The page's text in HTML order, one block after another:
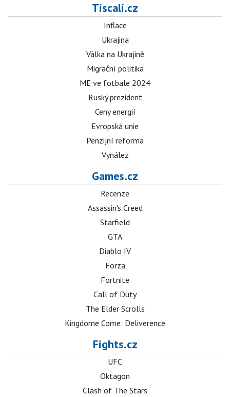
Tiscali.cz
Inflace
Ukrajina
Válka na Ukrajině
Migrační politika
ME ve fotbale 2024
Ruský prezident
Ceny energií
Evropská unie
Penzijní reforma
Vynález
Games.cz
Recenze
Assassin's Creed
Starfield
GTA
Diablo IV
Forza
Fortnite
Call of Duty
The Elder Scrolls
Kingdome Come: Deliverence
Fights.cz
UFC
Oktagon
Clash of The Stars